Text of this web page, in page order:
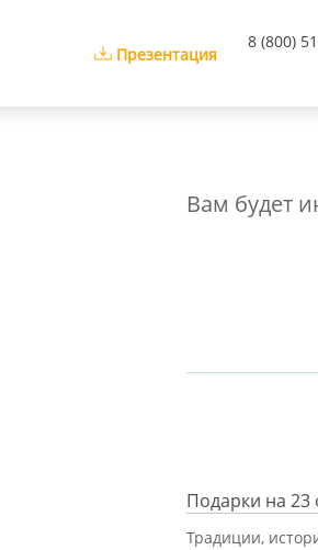
Презентация
8 (800)
Вам будет
Подарки на 23
Традиции,